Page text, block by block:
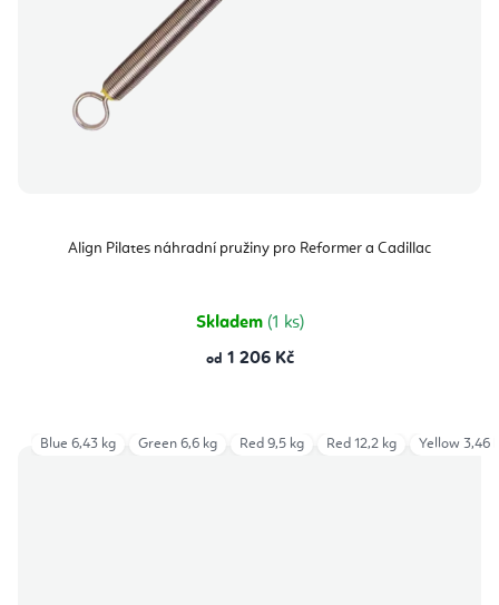
Align Pilates náhradní pružiny pro Reformer a Cadillac
Skladem (1 ks)
od 1 206 Kč
Blue 6,43 kg Green 6,6 kg Red 9,5 kg Red 12,2 kg Yellow 3,46